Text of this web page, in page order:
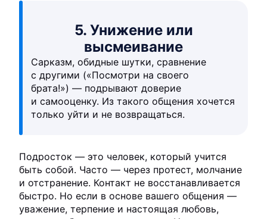
5. Унижение или
высмеивание
Сарказм, обидные шутки, сравнение
с другими («Посмотри на своего
брата!») — подрывают доверие
и самооценку. Из такого общения хочется
только уйти и не возвращаться.
Подросток — это человек, который учится
быть собой. Часто — через протест, молчание
и отстранение. Контакт не восстанавливается
быстро. Но если в основе вашего общения —
уважение, терпение и настоящая любовь,